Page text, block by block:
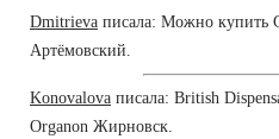
Dmitrieva писала: Можно купить
Артёмовский.
Konovalova писала: British
Organon Жирновск.